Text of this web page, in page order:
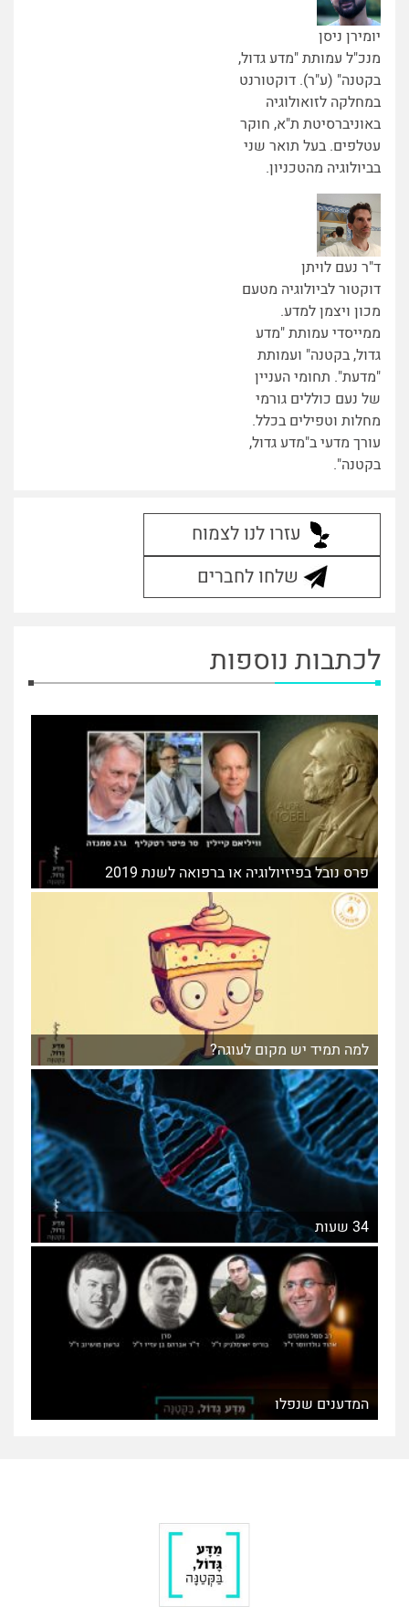
יומירן ניסן
מנכ"ל עמותת "מדע גדול,
בקטנה" (ע"ר). דוקטורנט
במחלקה לזואולוגיה
באוניברסיטת ת"א, חוקר
עטלפים. בעל תואר שני
בביולוגיה מהטכניון.
ד"ר נעם לויתן
דוקטור לביולוגיה מטעם
מכון ויצמן למדע.
ממייסדי עמותת "מדע
גדול, בקטנה" ועמותת
"מדעת". תחומי העניין
של נעם כוללים גורמי
מחלות וטפילים בכלל.
עורך מדעי ב"מדע גדול,
בקטנה".
עזרו לנו לצמוח
שלחו לחברים
לכתבות נוספות
פרס נובל בפיזיולוגיה או ברפואה לשנת 2019
למה תמיד יש מקום לעוגה?
34 שעות
המדענים שנפלו